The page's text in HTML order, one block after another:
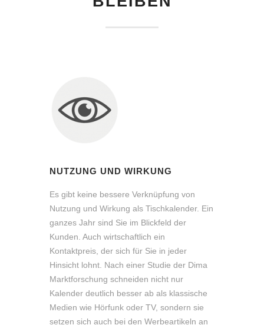
NUTZUNG UND WIRKUNG
Es gibt keine bessere Verknüpfung von
Nutzung und Wirkung als Tischkalender. Ein
ganzes Jahr sind Sie im Blickfeld der
Kunden. Auch wirtschaftlich ein
Kontaktpreis, der sich für Sie in jeder
Hinsicht lohnt. Nach einer Studie der Dima
Marktforschung schneiden nicht nur
Kalender deutlich besser ab als klassische
Medien wie Hörfunk oder TV, sondern sie
setzen sich auch bei den Werbeartikeln an